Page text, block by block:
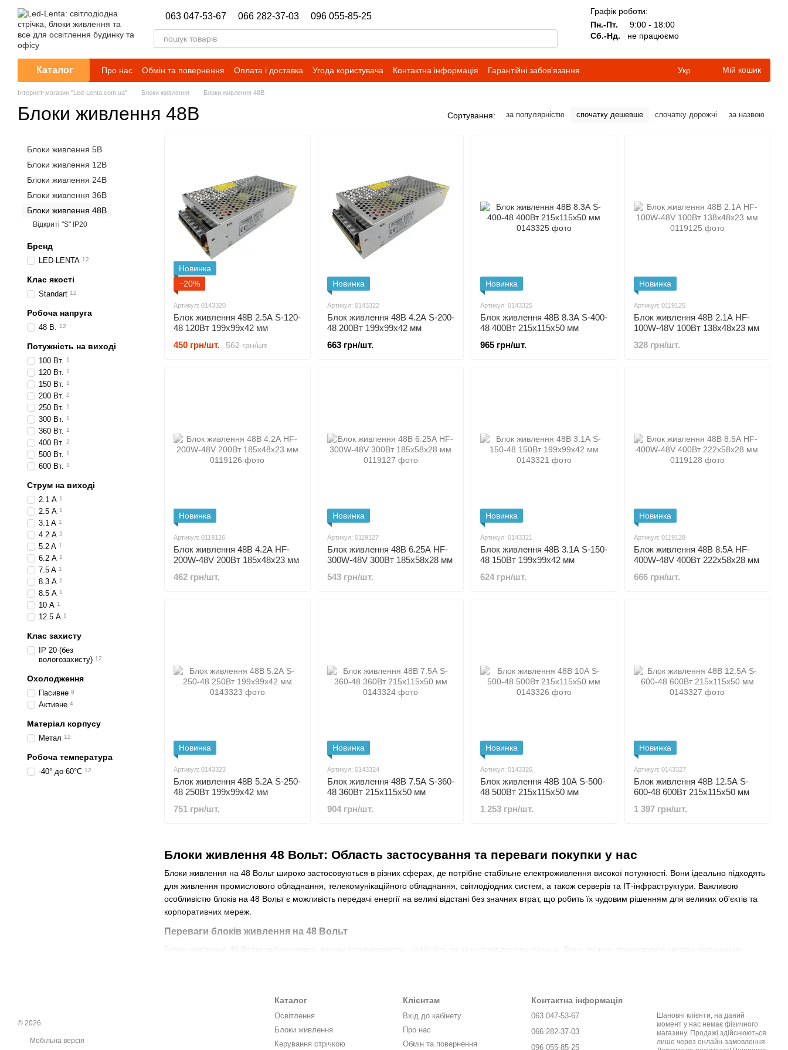
Перейти до основного контенту
063 047-53-67 066 282-37-03 096 055-85-25
Графік роботи:
Пн.-Пт.
9:00 - 18:00
Сб.-Нд.
не працюємо
Каталог Про нас Обмін та повернення Оплата і доставка Угода користувача Контактна інформація
Гарантійні забов'язання
Новини
Укр Мій кошик
Інтернет-магазин "Led-Lenta.com.ua" Блоки живлення Блоки живлення 48В
Блоки живлення 48В Сортування: за популярністю спочатку дешевше спочатку дорожчі за назвою
Блоки живлення 48 Вольт: Область застосування та переваги покупки у нас
Блоки живлення на 48 Вольт широко застосовуються в різних сферах, де потрібне стабільне електроживлення високої потужності. Вони ідеально підходять
для живлення промислового обладнання, телекомунікаційного обладнання, світлодіодних систем, а також серверів та ІТ-інфраструктури. Важливою
особливістю блоків на 48 Вольт є можливість передачі енергії на великі відстані без значних втрат, що робить їх чудовим рішенням для великих об'єктів та
корпоративних мереж.
Переваги блоків живлення на 48 Вольт
Наш магазин пропонує тільки якісні та перевірені блоки живлення 48 Вольт від найкращих виробників. Ми гарантуємо високу надійність та конкурентні ціни,
а також пропонуємо професійні консультації щодо вибору.
Новинка
−20%
Артикул: 0143320
Блок живлення 48В 2.5А S-120-
48 120Вт 199x99x42 мм
562 грн/шт.
450 грн/шт.
Новинка
Артикул: 0143322
Блок живлення 48В 4.2А S-200-
48 200Вт 199x99x42 мм
663 грн/шт.
Новинка
Артикул: 0143325
Блок живлення 48В 8.3А S-400-
48 400Вт 215x115x50 мм
965 грн/шт.
Новинка
Артикул: 0119125
Блок живлення 48В 2.1А HF-
100W-48V 100Вт 138x48x23 мм
328 грн/шт.
Новинка
Артикул: 0119126
Блок живлення 48В 4.2А HF-
200W-48V 200Вт 185x48x23 мм
462 грн/шт.
Новинка
Артикул: 0119127
Блок живлення 48В 6.25А HF-
300W-48V 300Вт 185x58x28 мм
543 грн/шт.
Новинка
Артикул: 0143321
Блок живлення 48В 3.1А S-150-
48 150Вт 199x99x42 мм
624 грн/шт.
Новинка
Артикул: 0119128
Блок живлення 48В 8.5А HF-
400W-48V 400Вт 222x58x28 мм
666 грн/шт.
Новинка
Артикул: 0143323
Блок живлення 48В 5.2А S-250-
48 250Вт 199x99x42 мм
751 грн/шт.
Новинка
Артикул: 0143324
Блок живлення 48В 7.5А S-360-
48 360Вт 215x115x50 мм
904 грн/шт.
Новинка
Артикул: 0143326
Блок живлення 48В 10А S-500-
48 500Вт 215x115x50 мм
1 253 грн/шт.
Новинка
Артикул: 0143327
Блок живлення 48В 12.5А S-
600-48 600Вт 215x115x50 мм
1 397 грн/шт.
Блоки живлення 5В
Блоки живлення 12В
Блоки живлення 24В
Блоки живлення 36В
Блоки живлення 48В
Відкриті "S" IP20
Бренд
LED-LENTA 12
Клас якості
Standart 12
Робоча напруга
48 В. 12
Потужність на виході
100 Вт. 1
120 Вт. 1
150 Вт. 1
200 Вт. 2
250 Вт. 1
300 Вт. 1
360 Вт. 1
400 Вт. 2
500 Вт. 1
600 Вт. 1
Струм на виході
2.1 А 1
2.5 А 1
3.1 A 1
4.2 А 2
5.2 A 1
6.2 А 1
7.5 A 1
8.3 А 1
8.5 А 1
10 А 1
12.5 А 1
Клас захисту
IP 20 (без
вологозахисту) 12
Охолодження
Пасивне 8
Активне 4
Матеріал корпусу
Метал 12
Робоча температура
-40° до 60°C 12
© 2026
Мобільна версія
Каталог
Освітлення
Блоки живлення
Керування стрічкою
Клієнтам
Вхід до кабінету
Про нас
Обмін та повернення
Контактна інформація
063 047-53-67
066 282-37-03
096 055-85-25
Шановні клієнти, на даний
момент у нас немає фізичного
магазину. Продажі здійснюються
лише через онлайн-замовлення.